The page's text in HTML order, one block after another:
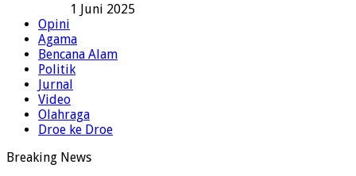
1 Juni 2025
Opini
Agama
Bencana Alam
Politik
Jurnal
Video
Olahraga
Droe ke Droe
Breaking News